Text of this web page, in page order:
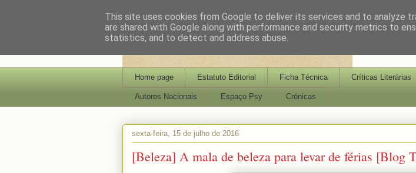
Home page Estatuto Editorial Ficha Técnica Críticas Literárias
Autores Nacionais Espaço Psy Crónicas
sexta-feira, 15 de julho de 2016
[Beleza] A mala de beleza para levar de férias [Blog
This site uses cookies from Google to deliver its services and to analyze
are shared with Google along with performance and security metrics to
statistics, and to detect and address abuse.